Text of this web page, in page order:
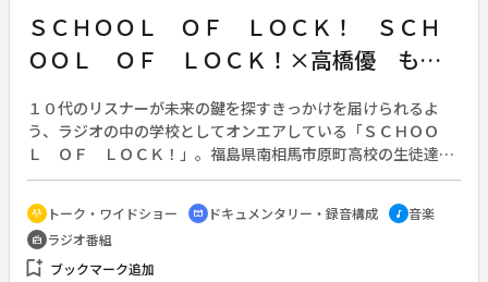
れをしてきた地元ＮＰＯのスタッフは、村外からの移住者。栄
村の魅力、今後の復興の道筋について聞く。最後は水芭蕉を見
ながらのトレッキングなど、春からの観光資源を紹介。村を訪
れ、自分の目で見てもらうことも、復興の大きな支えになると
呼びかける。番組を締め括るのは、水路を流れる雪解け水の
音。栄村は人と自然を生かして、復興へと歩み始めている。
ＳＣＨＯＯＬ ＯＦ ＬＯＣＫ！ ＳＣＨ
ＯＯＬ ＯＦ ＬＯＣＫ！×高橋優 もう
１０代のリスナーが未来の鍵を探すきっかけを届けられるよ
う、ラジオの中の学校としてオンエアしている「ＳＣＨＯＯ
Ｌ ＯＦ ＬＯＣＫ！」。福島県南相馬市原町高校の生徒達
は、東日本大震災に伴う福島第一原発事故後、本校に登校する
ことが許可されなくなり、県内外への転校や振替登校によって
全国各地にばらばらになってしまった。本来ならば一緒に卒業
式を迎えるはずだった生徒達を原町に集めて行った、「もうひ
とつの卒業式」。この企画は、原町高校の生徒から番組に寄せ
adaptive_audio_mic トーク・ワイドショー cinematic_blur ドキュメンタリー・録音構成 music_note 音楽
radio ラジオ番組
bookmark_add ブックマーク追加